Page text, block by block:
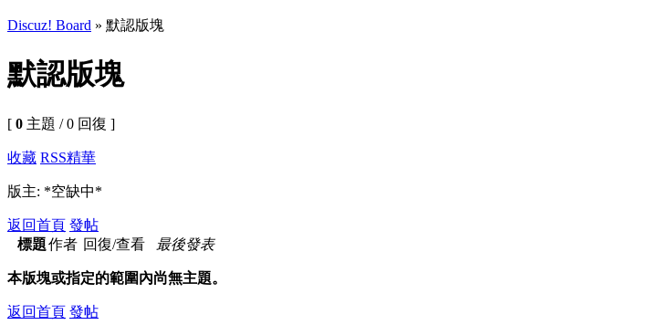
Discuz! Board » 默認版塊
默認版塊
[ 0 主題 / 0 回復 ]
收藏 RSS精華
版主: *空缺中*
返回首頁 發帖
標題作者 回復/查看 最後發表
本版塊或指定的範圍內尚無主題。
返回首頁 發帖